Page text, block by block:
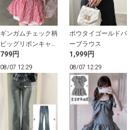
ギンガムチェック柄
ビッグリボンキャミ
ソールチュニック
799円
ボウタイゴールドバ
ーブラウス
1,999円
08/07 12:29 08/07 12:29